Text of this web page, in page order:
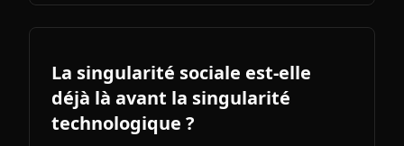
La singularité sociale est-elle
déjà là avant la singularité
technologique ?